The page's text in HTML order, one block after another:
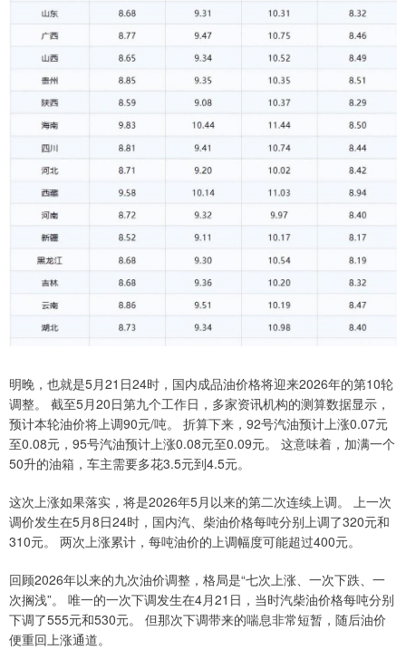
明晚，也就是5月21日24时，国内成品油价格将迎来2026年的第10轮
调整。 截至5月20日第九个工作日，多家资讯机构的测算数据显示，
预计本轮油价将上调90元/吨。 折算下来，92号汽油预计上涨0.07元
至0.08元，95号汽油预计上涨0.08元至0.09元。 这意味着，加满一个
50升的油箱，车主需要多花3.5元到4.5元。
这次上涨如果落实，将是2026年5月以来的第二次连续上调。 上一次
调价发生在5月8日24时，国内汽、柴油价格每吨分别上调了320元和
310元。 两次上涨累计，每吨油价的上调幅度可能超过400元。
回顾2026年以来的九次油价调整，格局是“七次上涨、一次下跌、一
次搁浅”。 唯一的一次下调发生在4月21日，当时汽柴油价格每吨分别
下调了555元和530元。 但那次下调带来的喘息非常短暂，随后油价
便重回上涨通道。